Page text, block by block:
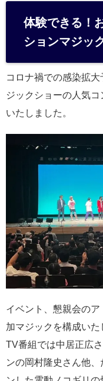
体験できる！
ションマジッ
コロナ禍での感染拡
ジックショーの人気
いたしました。
イベント、懇親会の
加マジックを構成いた
TV番組では中居正広
ンの岡村隆史さん他